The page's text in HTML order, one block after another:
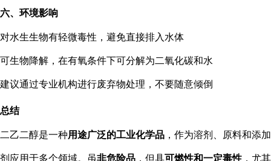
六、环境影响
对水生生物有轻微毒性，避免直接排入水体
可生物降解，在有氧条件下可分解为二氧化碳和水
建议通过专业机构进行废弃物处理，不要随意倾倒
总结
二乙二醇是一种用途广泛的工业化学品 ，作为溶剂、原料和添加
剂应用于多个领域。虽非危险品 ，但具可燃性和一定毒性 ，尤其